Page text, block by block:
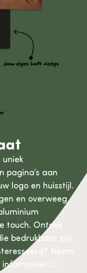
uniek
pagina’s aan
logo en huisstijl.
en overweeg
touch. Ontdek
bedrukbaar zijn,
Neem
informatie! 🙂